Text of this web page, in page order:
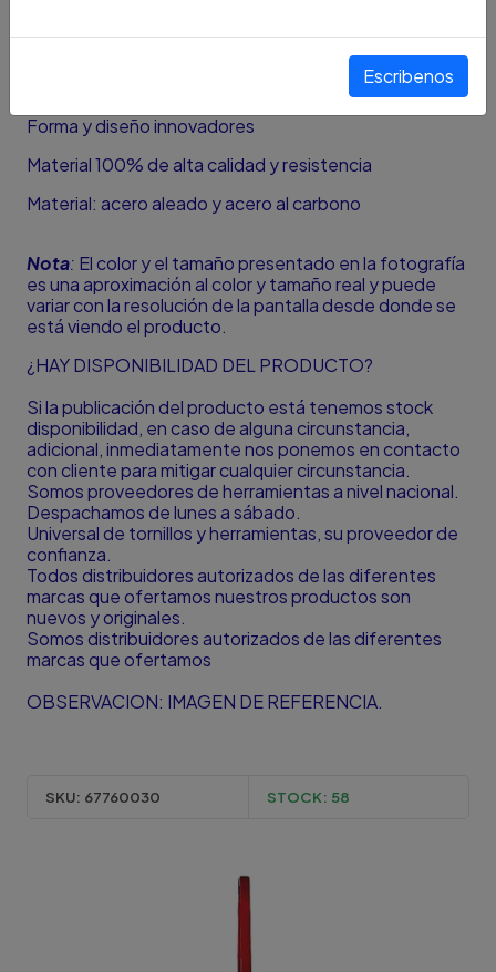
Forma y diseño innovadores
Material 100% de alta calidad y resistencia
Material: acero aleado y acero al carbono
Nota: El color y el tamaño presentado en la fotografía
es una aproximación al color y tamaño real y puede
variar con la resolución de la pantalla desde donde se
está viendo el producto.
¿HAY DISPONIBILIDAD DEL PRODUCTO?
Si la publicación del producto está tenemos stock
disponibilidad, en caso de alguna circunstancia,
adicional, inmediatamente nos ponemos en contacto
con cliente para mitigar cualquier circunstancia.
Somos proveedores de herramientas a nivel nacional.
Despachamos de lunes a sábado.
Universal de tornillos y herramientas, su proveedor de
confianza.
Todos distribuidores autorizados de las diferentes
marcas que ofertamos nuestros productos son
nuevos y originales.
Somos distribuidores autorizados de las diferentes
marcas que ofertamos
OBSERVACION: IMAGEN DE REFERENCIA.
SKU: 67760030 STOCK: 58
Escribenos